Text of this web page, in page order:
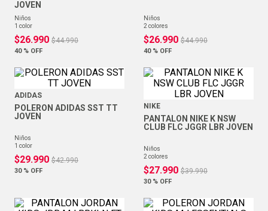
JOVEN
niños
1 color
$26.990 $44.990
40 % OFF
niños
2 colores
$26.990 $44.990
40 % OFF
ADIDAS
POLERON ADIDAS SST TT
JOVEN
niños
1 color
$29.990 $42.990
30 % OFF
NIKE
PANTALON NIKE K NSW
CLUB FLC JGGR LBR JOVEN
niños
2 colores
$27.990 $39.990
30 % OFF